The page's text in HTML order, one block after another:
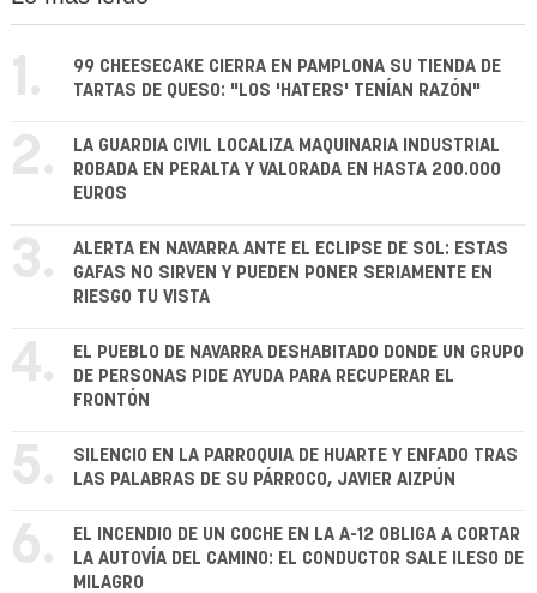
1.
99 CHEESECAKE CIERRA EN PAMPLONA SU TIENDA DE
TARTAS DE QUESO: "LOS 'HATERS' TENÍAN RAZÓN"
2.
LA GUARDIA CIVIL LOCALIZA MAQUINARIA INDUSTRIAL
ROBADA EN PERALTA Y VALORADA EN HASTA 200.000
EUROS
3.
ALERTA EN NAVARRA ANTE EL ECLIPSE DE SOL: ESTAS
GAFAS NO SIRVEN Y PUEDEN PONER SERIAMENTE EN
RIESGO TU VISTA
4.
EL PUEBLO DE NAVARRA DESHABITADO DONDE UN GRUPO
DE PERSONAS PIDE AYUDA PARA RECUPERAR EL
FRONTÓN
5.
SILENCIO EN LA PARROQUIA DE HUARTE Y ENFADO TRAS
LAS PALABRAS DE SU PÁRROCO, JAVIER AIZPÚN
6.
EL INCENDIO DE UN COCHE EN LA A-12 OBLIGA A CORTAR
LA AUTOVÍA DEL CAMINO: EL CONDUCTOR SALE ILESO DE
MILAGRO